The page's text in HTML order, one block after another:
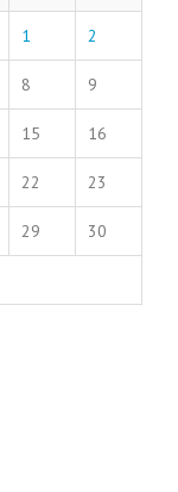
1 2
8 9
15 16
22 23
29 30